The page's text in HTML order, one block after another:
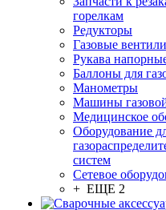
горелкам
Редукторы
Газовые
Рукава
Баллоны для
Манометры
Машины
Медицинское
Оборудование
систем
Сетевое
+ ЕЩЕ 2